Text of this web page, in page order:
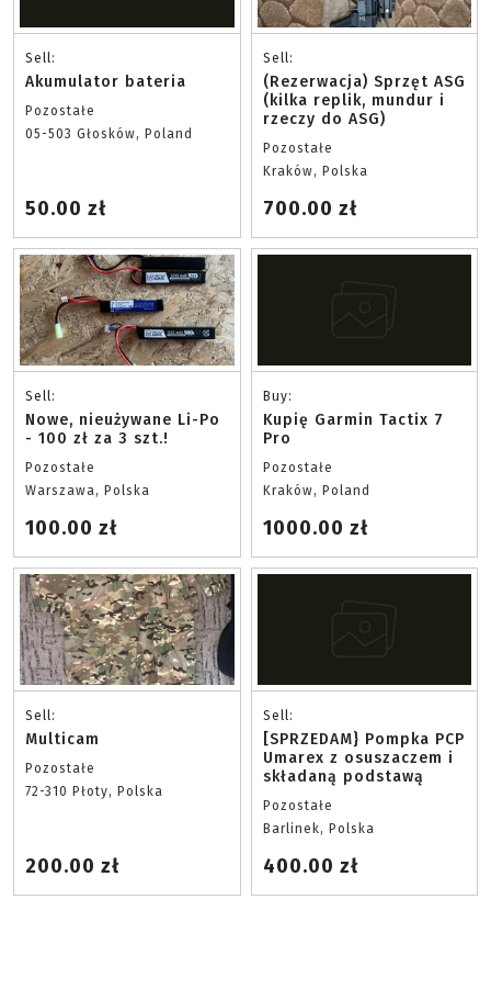
Sell:
Akumulator bateria
Pozostałe
05-503 Głosków, Poland
50.00 zł
Sell:
(Rezerwacja) Sprzęt ASG
(kilka replik, mundur i
rzeczy do ASG)
Pozostałe
Kraków, Polska
700.00 zł
Sell:
Nowe, nieużywane Li-Po
- 100 zł za 3 szt.!
Pozostałe
Warszawa, Polska
100.00 zł
Buy:
Kupię Garmin Tactix 7
Pro
Pozostałe
Kraków, Poland
1000.00 zł
Sell:
Multicam
Pozostałe
72-310 Płoty, Polska
200.00 zł
Sell:
[SPRZEDAM} Pompka PCP
Umarex z osuszaczem i
składaną podstawą
Pozostałe
Barlinek, Polska
400.00 zł